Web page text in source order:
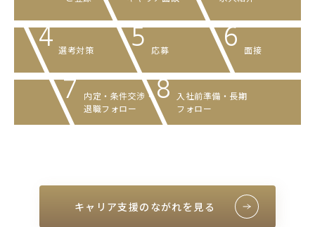
4 選考対策 5 応募 6 面接
7 内定・条件交渉・
退職フォロー
8 入社前準備・ 長期
フォロー
キャリア支援のながれを見る